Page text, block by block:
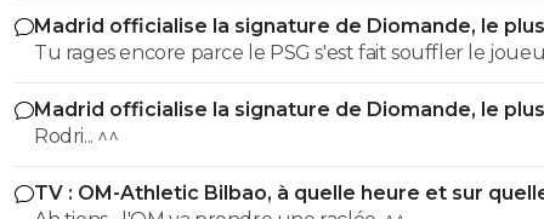
Madrid officialise la signature de Diomande, le
transfert de son histoire
Tu rages encore parce le PSG s'est fait souffler le
le Real Madrid. Mdr Yan Diomandé :
https://www.facebook.com/reel/1056646916713236 Alors... tu
trouves que ce joueur ne mérite toujours pas d'être
à ce prix ?
Madrid officialise la signature de Diomande, le
transfert de son histoire
Rodri... ^^
TV : OM-Athletic Bilbao, à quelle heure et sur